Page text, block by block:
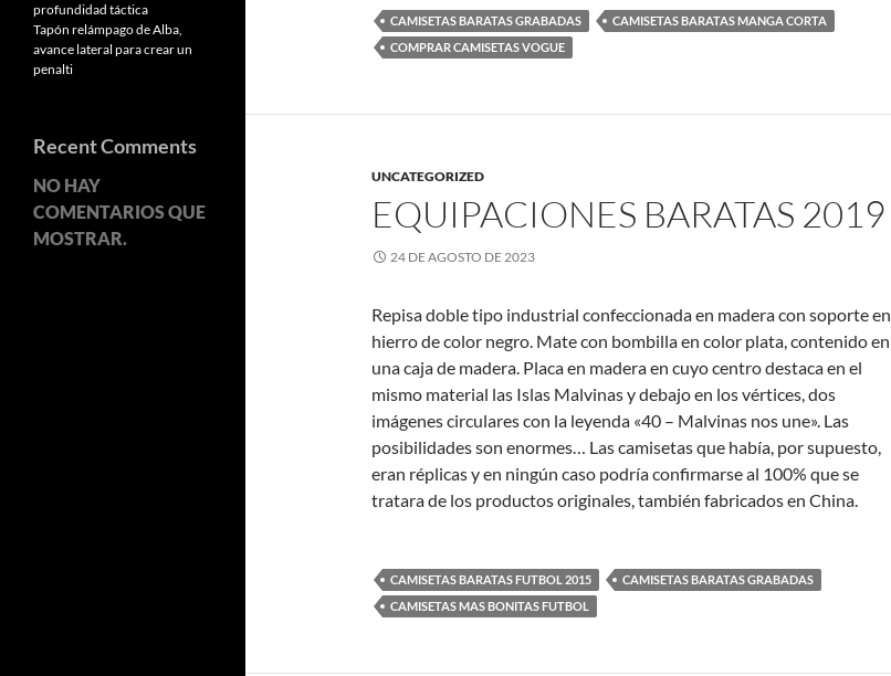
CAMISETAS BARATAS GRABADAS
CAMISETAS BARATAS MANGA CORTA
COMPRAR CAMISETAS VOGUE
UNCATEGORIZED
EQUIPACIONES BARATAS 2019
24 DE AGOSTO DE 2023
Repisa doble tipo industrial confeccionada en madera con soporte en
hierro de color negro. Mate con bombilla en color plata, contenido en
una caja de madera. Placa en madera en cuyo centro destaca en el
mismo material las Islas Malvinas y debajo en los vértices, dos
imágenes circulares con la leyenda «40 – Malvinas nos une». Las
posibilidades son enormes… Las camisetas que había, por supuesto,
eran réplicas y en ningún caso podría confirmarse al 100% que se
tratara de los productos originales, también fabricados en China.
CAMISETAS BARATAS FUTBOL 2015
CAMISETAS BARATAS GRABADAS
CAMISETAS MAS BONITAS FUTBOL
profundidad táctica
Tapón relámpago de Alba,
avance lateral para crear un
penalti
Recent Comments
NO HAY
COMENTARIOS QUE
MOSTRAR.